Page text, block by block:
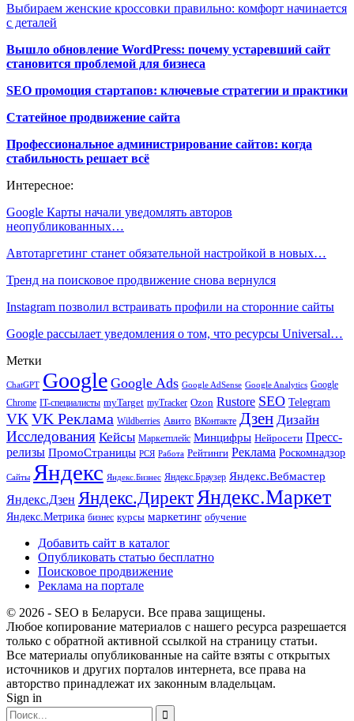
Выбираем женские кроссовки правильно: комфорт начинается
с деталей
Вышло обновление WordPress: почему устаревший сайт
становится проблемой для бизнеса
SEO промоция стартапов: ключевые стратегии и практики
Статейное продвижение сайта
Профессиональное администрирование сайтов: когда
стабильность решает всё
Интересное:
Google Карты начали уведомлять авторов
неопубликованных…
Автотаргетинг станет обязательной настройкой в новых…
Тренд на поисковое продвижение снова вернулся
Instagram позволил встраивать профили на сторонние сайты
Google рассылает уведомления о том, что ресурсы Universal…
Метки
ChatGPT Google Google Ads Google AdSense Google Analytics Google
Chrome IT-специалисты myTarget myTracker Ozon Rustore SEO Telegram
VK VK Реклама Wildberries Авито ВКонтакте Дзен Дизайн
Исследования Кейсы Маркетплейс Минцифры Нейросети Пресс-
релизы ПромоСтраницы РСЯ Работа Рейтинги Реклама Роскомнадзор
Сайты Яндекс Яндекс.Бизнес Яндекс.Браузер Яндекс.Вебмастер
Яндекс.Дзен Яндекс.ДиректЯндекс.Маркет
Яндекс.Метрика бизнес курсы маркетинг обучение
Добавить сайт в каталог
Опубликовать статью бесплатно
Поисковое продвижение
Реклама на портале
© 2026 - SEO в Беларуси. Все права защищены.
Любое копирование материалов с нашего ресурса разрешается
только с обратной активной ссылкой на страницу статьи.
Все материалы опубликованные на сайте взяты с открытых
источников и других порталов интернета, все права на
авторство принадлежат их законным владельцам.
Sign in